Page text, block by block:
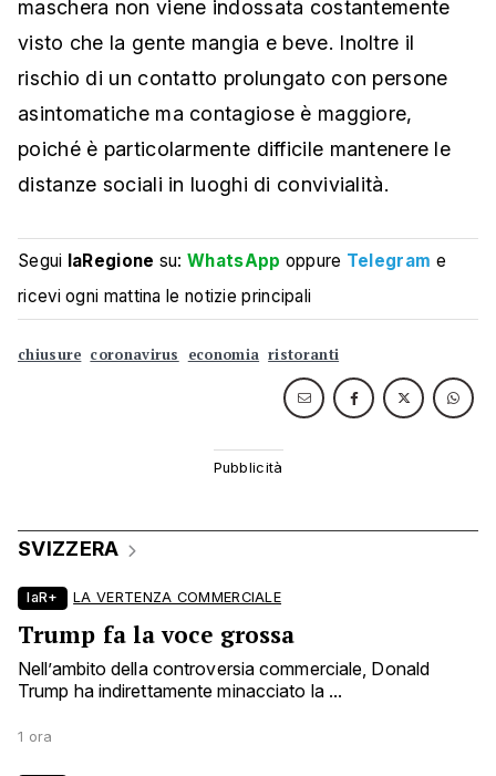
maschera non viene indossata costantemente
visto che la gente mangia e beve. Inoltre il
rischio di un contatto prolungato con persone
asintomatiche ma contagiose è maggiore,
poiché è particolarmente difficile mantenere le
distanze sociali in luoghi di convivialità.
Segui laRegione su:WhatsApp oppure Telegram e
ricevi ogni mattina le notizie principali
chiusure coronavirus economia ristoranti
SVIZZERA
laR+ LA VERTENZA COMMERCIALE
Trump fa la voce grossa
Nell’ambito della controversia commerciale, Donald
Trump ha indirettamente minacciato la ...
1 ora